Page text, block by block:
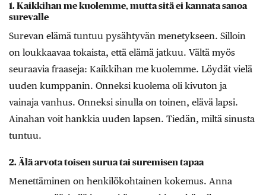
1. Kaikkihan me kuolemme, mutta sitä ei kannata sanoa
surevalle
Surevan elämä tuntuu pysähtyvän menetykseen. Silloin
on loukkaavaa tokaista, että elämä jatkuu. Vältä myös
seuraavia fraaseja: Kaikkihan me kuolemme. Löydät vielä
uuden kumppanin. Onneksi kuolema oli kivuton ja
vainaja vanhus. Onneksi sinulla on toinen, elävä lapsi.
Ainahan voit hankkia uuden lapsen. Tiedän, miltä sinusta
tuntuu.
2. Älä arvota toisen surua tai suremisen tapaa
Menettäminen on henkilökohtainen kokemus. Anna